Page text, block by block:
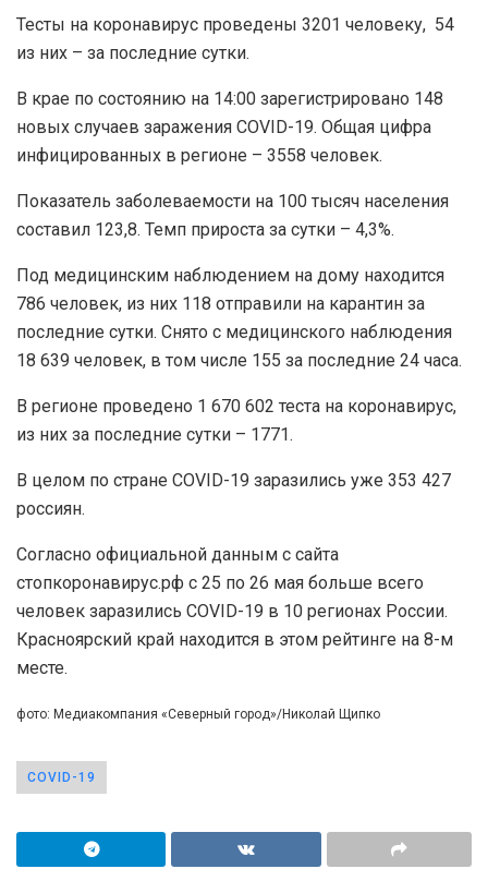
Тесты на коронавирус проведены 3201 человеку, 54
из них – за последние сутки.
В крае по состоянию на 14:00 зарегистрировано 148
новых случаев заражения COVID-19. Общая цифра
инфицированных в регионе – 3558 человек.
Показатель заболеваемости на 100 тысяч населения
составил 123,8. Темп прироста за сутки – 4,3%.
Под медицинским наблюдением на дому находится
786 человек, из них 118 отправили на карантин за
последние сутки. Снято с медицинского наблюдения
18 639 человек, в том числе 155 за последние 24 часа.
В регионе проведено 1 670 602 теста на коронавирус,
из них за последние сутки – 1771.
В целом по стране COVID-19 заразились уже 353 427
россиян.
Согласно официальной данным с сайта
стопкоронавирус.рф с 25 по 26 мая больше всего
человек заразились COVID-19 в 10 регионах России.
Красноярский край находится в этом рейтинге на 8-м
месте.
фото: Медиакомпания «Северный город»/Николай Щипко
COVID-19